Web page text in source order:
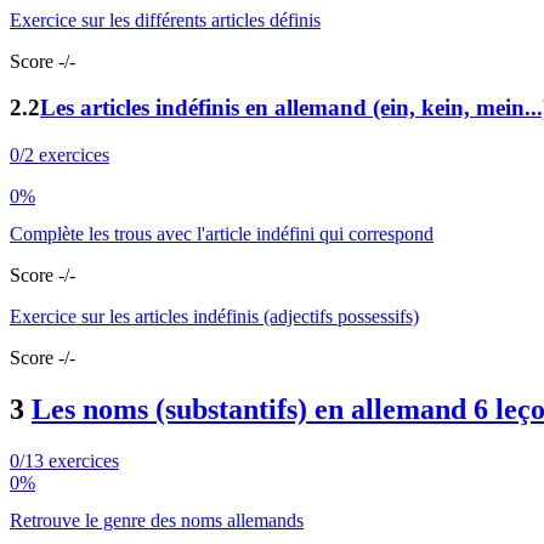
Exercice sur les différents articles définis
Score -/-
2.2Les articles indéfinis en allemand (ein, kein,
0/2 exercices
0%
Complète les trous avec l'article indéfini qui correspond
Score -/-
Exercice sur les articles indéfinis (adjectifs possessifs)
Score -/-
3 Les noms (substantifs) en allemand 6
0/13 exercices
0%
Retrouve le genre des noms allemands